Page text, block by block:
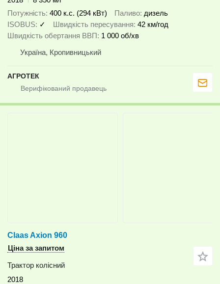
Потужність 400 к.с. (294 кВт) Паливо дизель
ISOBUS ✓ Швидкість пересування 42 км/год
Швидкість обертання ВВП 1 000 об/хв
Україна, Кропивницький
АГРОТЕК
Claas Axion 960
Ціна за запитом
Трактор колісний
2018